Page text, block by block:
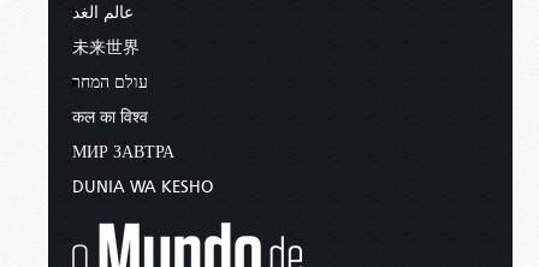
عالم الغد
未来世界
עולם המחר
कल का विश्व
МИР ЗАВТРА
DUNIA WA KESHO